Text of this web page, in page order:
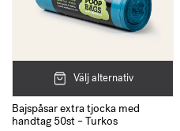
Välj alternativ
Bajspåsar extra tjocka med
handtag 50st – Turkos